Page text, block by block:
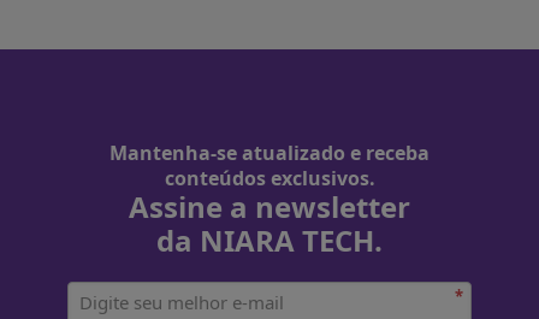
Mantenha-se atualizado e receba
conteúdos exclusivos.
Assine a newsletter
da NIARA TECH.
*